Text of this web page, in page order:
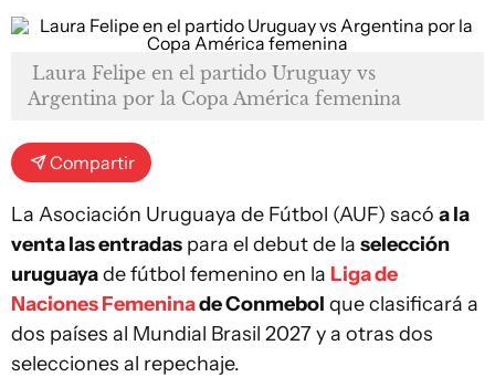
Laura Felipe en el partido Uruguay vs
Argentina por la Copa América femenina
Compartir
La Asociación Uruguaya de Fútbol (AUF) sacó a la
venta las entradas para el debut de la selección
uruguayade fútbol femenino en la Liga de
Naciones Femeninade Conmebol que clasificará a
dos países al Mundial Brasil 2027 y a otras dos
selecciones al repechaje.